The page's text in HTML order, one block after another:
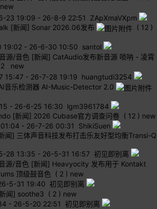
new
23 19:09 - 26-8-9 22:51 ZApXmaVXpm
[新闻] Sonar 2026.06发布
( 12 )
19:02 - 26-6-30 10:50 santol
源/音色 [新闻] CatAudio发布新音源 唢呐 - 凌霄
2
new
15:47 - 26-7-28 19:19 huangtudi3254
音乐检测器 AI-Music-Detector 2.0
- 26-6-25 16:30 lgm3961784
[新闻] 2026 Cubase官方调查问卷 ( 12 ) new
- 26-7-26 00:31 ShikiSuen
闻] 三体声音科技发布打击乐友好型均衡Transi-Q
28 13:35 - 26-5-31 16:57 初见即别离
源/音色 [新闻] Heavyocity 发布用于 Kontakt
顶级鼓音色
( 2 ) new
5-31 19:40 初见即别离
闻] soothe3 ( 2 ) new
- 26-5-20 22:51 初见即别离